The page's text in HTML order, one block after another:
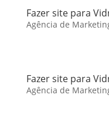
Fazer site para
Agência de
Fazer site para
Agência de